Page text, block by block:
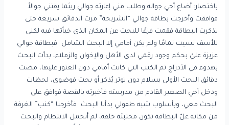
باختصار: أضاع أخي جواله وطلب مني إعارته جوالي ريثما يقتني جوالاً
فوافقت وأخرجت بطاقة جوالي “الشريحة” مرت الدقائق سريعة حتى
تذكرت البطاقة فقمت فزعًا للبحث عن المكان الذي خبأتها فيه لكني
للأسف نسيت تمامًا ولم يكن أمامي إلا البحث الشامل فبطاقة جوالي
عزيزة عليّ بحكم وجود رقمي لدى الأهل والإخوان والزملاء، بدأت البحث
بهدوء في الأدراج ثم الكتب التي كانت أمامي دون العثور عليها، مضت
دقائق البحث الأولى بسلام دون توتر يُذكر أو بحث فوضوي، لحظات
ودخل أخي الصغير القادم من مدرسته فأخبرته بالقصة فوافق على
البحث معي، وبأسلوب شبه طفولي بدأنا البحث فأخرجنا “كنب” الغرفة
من مكانه علّ البطاقة تكون مختبئة خلفه، لم أتحمل الانتظام والبحث